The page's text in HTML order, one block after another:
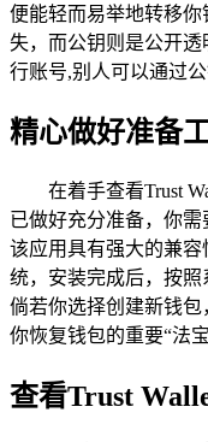
便能轻而易举地转移
失，而公钥则是公开
行账号,别人可以通过公
精心做好准备
在着手查看Trust
已做好充分准备，你需
该应用具有强大的兼容
统，安装完成后，按照
倘若你选择创建新钱
你恢复钱包的重要“法宝
查看Trust